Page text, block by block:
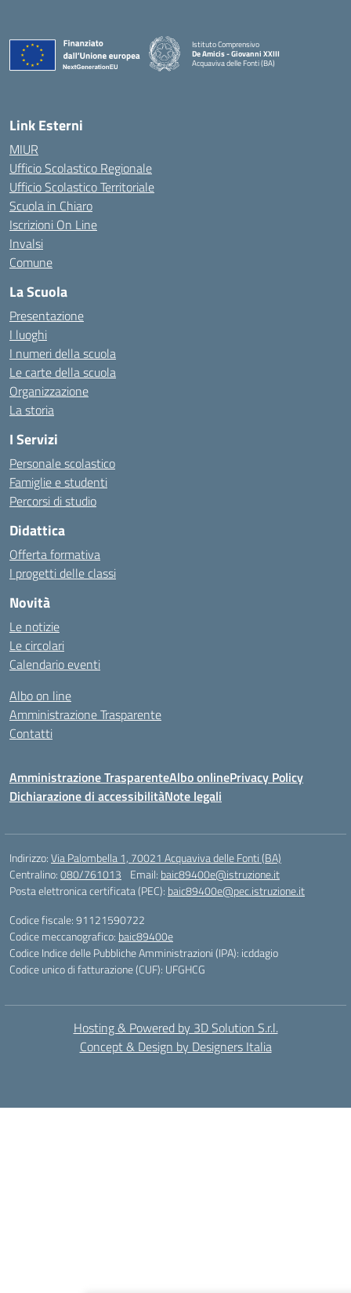
Istituto Comprensivo
De Amicis - Giovanni XXIII
Acquaviva delle Fonti (BA)
— Visita la pagina iniziale della scuola
Link Esterni
MIUR
Ufficio Scolastico Regionale
Ufficio Scolastico Territoriale
Scuola in Chiaro
Iscrizioni On Line
Invalsi
Comune
La Scuola
Presentazione
I luoghi
I numeri della scuola
Le carte della scuola
Organizzazione
La storia
I Servizi
Personale scolastico
Famiglie e studenti
Percorsi di studio
Didattica
Offerta formativa
I progetti delle classi
Novità
Le notizie
Le circolari
Calendario eventi
Albo on line
Amministrazione Trasparente
Contatti
Amministrazione TrasparenteAlbo onlinePrivacy Policy
Dichiarazione di accessibilitàNote legali
Indirizzo:Via Palombella 1, 70021 Acquaviva delle Fonti (BA)
Centralino:080/761013 Email: baic89400e@istruzione.it
Posta elettronica certificata (PEC): baic89400e@pec.istruzione.it
Codice fiscale: 91121590722
Codice meccanografico: baic89400e
Codice Indice delle Pubbliche Amministrazioni (IPA): icddagio
Codice unico di fatturazione (CUF): UFGHCG
Hosting & Powered by 3D Solution S.r.l.
Concept & Design by Designers Italia